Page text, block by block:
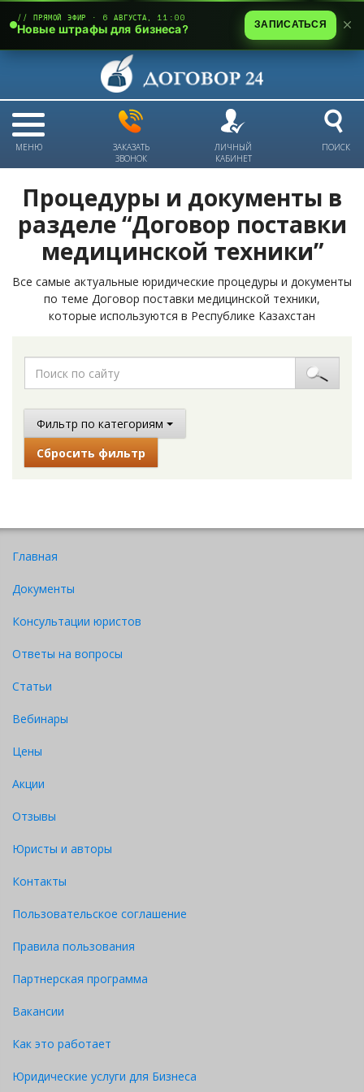
МЕНЮ
ЗАКАЗАТЬ
ЗВОНОК
ЛИЧНЫЙ
КАБИНЕТ
ПОИСК
Процедуры и документы в
разделе “Договор поставки
медицинской техники”
Все самые актуальные юридические процедуры и документы
по теме Договор поставки медицинской техники,
которые используются в Республике Казахстан
Фильтр по категориям
Сбросить фильтр
Главная
Документы
Консультации юристов
Ответы на вопросы
Статьи
Вебинары
Цены
Акции
Отзывы
Юристы и авторы
Контакты
Пользовательское соглашение
Правила пользования
Партнерская программа
Вакансии
Как это работает
Юридические услуги для Бизнеса
// ПРЯМОЙ ЭФИР · 6 АВГУСТА, 11:00
Новые штрафы для бизнеса? ЗАПИСАТЬСЯ